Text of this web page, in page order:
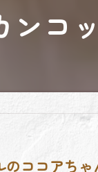
ンコ
ココアちゃ